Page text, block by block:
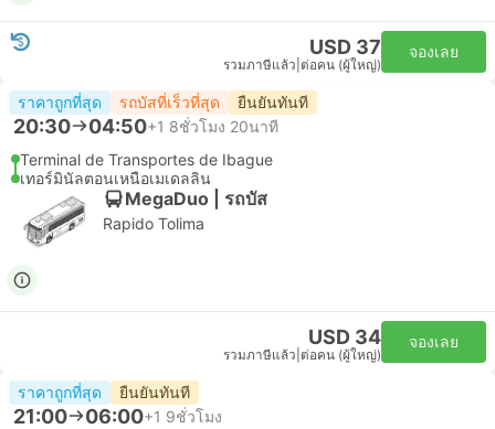
USD 37
รวมภาษีแล้ว ต่อคน (ผู้ใหญ่)
จองเลย
ราคาถูกที่สุด รถบัสที่เร็วที่สุด ยืนยันทันที
20:30 04:50+1 8ชั่วโมง 20นาที
Terminal de Transportes de Ibague
เทอร์มินัลตอนเหนือเมเดลลิน
MegaDuo | รถบัส
Rapido Tolima
USD 34
รวมภาษีแล้ว ต่อคน (ผู้ใหญ่)
จองเลย
ราคาถูกที่สุด ยืนยันทันที
21:00 06:00+1 9ชั่วโมง